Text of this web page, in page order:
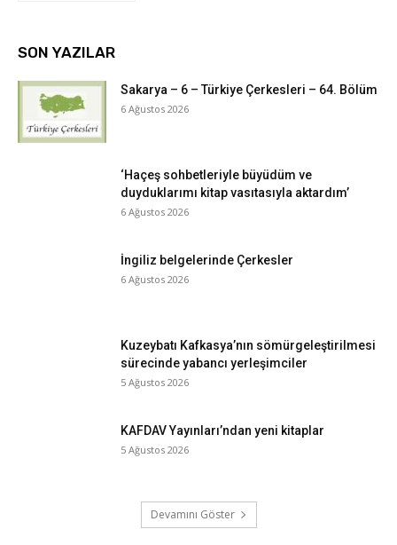
SON YAZILAR
Sakarya – 6 – Türkiye Çerkesleri – 64. Bölüm
6 Ağustos 2026
‘Haçeş sohbetleriyle büyüdüm ve
duyduklarımı kitap vasıtasıyla aktardım’
6 Ağustos 2026
İngiliz belgelerinde Çerkesler
6 Ağustos 2026
Kuzeybatı Kafkasya’nın sömürgeleştirilmesi
sürecinde yabancı yerleşimciler
5 Ağustos 2026
KAFDAV Yayınları’ndan yeni kitaplar
5 Ağustos 2026
Devamını Göster